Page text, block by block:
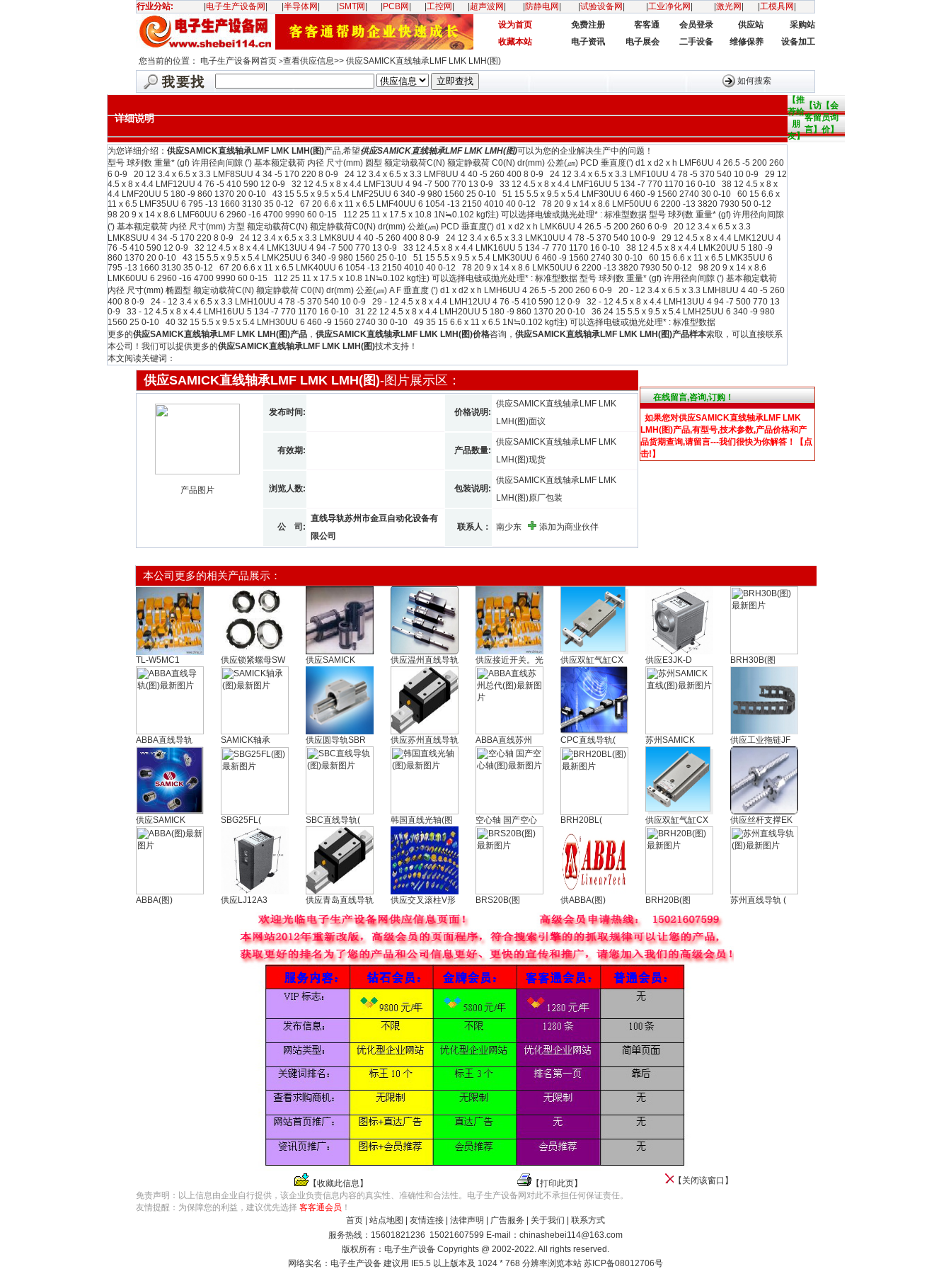
行业分站: 电子生产设备网 半导体网 SMT网 PCB网 工控网 超声波网 防静电网 试验设备网 工业净化网 激光网 工模具网
设为首页
免费注册 客客通 会员登录 供应站
采购站
收藏本站
电子资讯 电子展会 二手设备 维修保养
设备加工
您当前的位置： 电子生产设备网首页 >查看供应信息>> 供应SAMICK直线轴承LMF LMK LMH(图)
如何搜索
详细说明
【推
荐给
朋
友】
【访
客留
言】
【会
员询
价】
为您详细介绍： 供应SAMICK直线轴承LMF LMK LMH(图)产品,希望供应SAMICK直线轴承LMF LMK LMH(图)可以为您的企业解决生产中的问题！
型号 球列数 重量* (gf) 许用径向间隙 (') 基本额定载荷 内径 尺寸(mm) 圆型 额定动载荷C(N) 额定静载荷 C0(N) dr(mm) 公差(㎛) PCD 垂直度(') d1 x d2 x h LMF6UU 4 26.5 -5 200 260
6 0-9 20 12 3.4 x 6.5 x 3.3 LMF8SUU 4 34 -5 170 220 8 0-9 24 12 3.4 x 6.5 x 3.3 LMF8UU 4 40 -5 260 400 8 0-9 24 12 3.4 x 6.5 x 3.3 LMF10UU 4 78 -5 370 540 10 0-9 29 12
4.5 x 8 x 4.4 LMF12UU 4 76 -5 410 590 12 0-9 32 12 4.5 x 8 x 4.4 LMF13UU 4 94 -7 500 770 13 0-9 33 12 4.5 x 8 x 4.4 LMF16UU 5 134 -7 770 1170 16 0-10 38 12 4.5 x 8 x
4.4 LMF20UU 5 180 -9 860 1370 20 0-10 43 15 5.5 x 9.5 x 5.4 LMF25UU 6 340 -9 980 1560 25 0-10 51 15 5.5 x 9.5 x 5.4 LMF30UU 6 460 -9 1560 2740 30 0-10 60 15 6.6 x
11 x 6.5 LMF35UU 6 795 -13 1660 3130 35 0-12 67 20 6.6 x 11 x 6.5 LMF40UU 6 1054 -13 2150 4010 40 0-12 78 20 9 x 14 x 8.6 LMF50UU 6 2200 -13 3820 7930 50 0-12
98 20 9 x 14 x 8.6 LMF60UU 6 2960 -16 4700 9990 60 0-15 112 25 11 x 17.5 x 10.8 1N≒0.102 kgf注) 可以选择电镀或抛光处理* : 标准型数据 型号 球列数 重量* (gf) 许用径向间隙
(') 基本额定载荷 内径 尺寸(mm) 方型 额定动载荷C(N) 额定静载荷C0(N) dr(mm) 公差(㎛) PCD 垂直度(') d1 x d2 x h LMK6UU 4 26.5 -5 200 260 6 0-9 20 12 3.4 x 6.5 x 3.3
LMK8SUU 4 34 -5 170 220 8 0-9 24 12 3.4 x 6.5 x 3.3 LMK8UU 4 40 -5 260 400 8 0-9 24 12 3.4 x 6.5 x 3.3 LMK10UU 4 78 -5 370 540 10 0-9 29 12 4.5 x 8 x 4.4 LMK12UU 4
76 -5 410 590 12 0-9 32 12 4.5 x 8 x 4.4 LMK13UU 4 94 -7 500 770 13 0-9 33 12 4.5 x 8 x 4.4 LMK16UU 5 134 -7 770 1170 16 0-10 38 12 4.5 x 8 x 4.4 LMK20UU 5 180 -9
860 1370 20 0-10 43 15 5.5 x 9.5 x 5.4 LMK25UU 6 340 -9 980 1560 25 0-10 51 15 5.5 x 9.5 x 5.4 LMK30UU 6 460 -9 1560 2740 30 0-10 60 15 6.6 x 11 x 6.5 LMK35UU 6
795 -13 1660 3130 35 0-12 67 20 6.6 x 11 x 6.5 LMK40UU 6 1054 -13 2150 4010 40 0-12 78 20 9 x 14 x 8.6 LMK50UU 6 2200 -13 3820 7930 50 0-12 98 20 9 x 14 x 8.6
LMK60UU 6 2960 -16 4700 9990 60 0-15 112 25 11 x 17.5 x 10.8 1N≒0.102 kgf注) 可以选择电镀或抛光处理* : 标准型数据 型号 球列数 重量* (gf) 许用径向间隙 (') 基本额定载荷
内径 尺寸(mm) 椭圆型 额定动载荷C(N) 额定静载荷 C0(N) dr(mm) 公差(㎛) A F 垂直度 (') d1 x d2 x h LMH6UU 4 26.5 -5 200 260 6 0-9 20 - 12 3.4 x 6.5 x 3.3 LMH8UU 4 40 -5 260
400 8 0-9 24 - 12 3.4 x 6.5 x 3.3 LMH10UU 4 78 -5 370 540 10 0-9 29 - 12 4.5 x 8 x 4.4 LMH12UU 4 76 -5 410 590 12 0-9 32 - 12 4.5 x 8 x 4.4 LMH13UU 4 94 -7 500 770 13
0-9 33 - 12 4.5 x 8 x 4.4 LMH16UU 5 134 -7 770 1170 16 0-10 31 22 12 4.5 x 8 x 4.4 LMH20UU 5 180 -9 860 1370 20 0-10 36 24 15 5.5 x 9.5 x 5.4 LMH25UU 6 340 -9 980
1560 25 0-10 40 32 15 5.5 x 9.5 x 5.4 LMH30UU 6 460 -9 1560 2740 30 0-10 49 35 15 6.6 x 11 x 6.5 1N≒0.102 kgf注) 可以选择电镀或抛光处理* : 标准型数据
更多的供应SAMICK直线轴承LMF LMK LMH(图)产品， 供应SAMICK直线轴承LMF LMK LMH(图)价格咨询， 供应SAMICK直线轴承LMF LMK LMH(图)产品样本索取，可以直接联系
本公司！我们可以提供更多的供应SAMICK直线轴承LMF LMK LMH(图)技术支持！
本文阅读关键词：
供应SAMICK直线轴承LMF LMK LMH(图)-图片展示区：
产品图片
发布时间: 价格说明:
供应SAMICK直线轴承LMF LMK
LMH(图)面议
有效期: 产品数量:
供应SAMICK直线轴承LMF LMK
LMH(图)现货
浏览人数: 包装说明:
供应SAMICK直线轴承LMF LMK
LMH(图)原厂包装
公 司:
直线导轨苏州市金豆自动化设备有
限公司
联系人： 南少东 添加为商业伙伴
在线留言,咨询,订购！
如果您对供应SAMICK直线轴承LMF LMK
LMH(图)产品,有型号,技术参数,产品价格和产
品货期查询,请留言---我们很快为你解答！【点
击!】
本公司更多的相关产品展示：
TL-W5MC1 供应锁紧螺母SW 供应SAMICK 供应温州直线导轨 供应接近开关。光 供应双缸气缸CX 供应E3JK-D BRH30B(图
ABBA直线导轨 SAMICK轴承 供应圆导轨SBR 供应苏州直线导轨 ABBA直线苏州 CPC直线导轨( 苏州SAMICK 供应工业拖链JF
供应SAMICK SBG25FL( SBC直线导轨( 韩国直线光轴(图 空心轴 国产空心 BRH20BL( 供应双缸气缸CX 供应丝杆支撑EK
ABBA(图) 供应LJ12A3 供应青岛直线导轨 供应交叉滚柱V形 BRS20B(图 供ABBA(图) BRH20B(图 苏州直线导轨 (
【收藏此信息 】 【打印此页】 【 关闭该窗口 】
免责声明：以上信息由企业自行提供，该企业负责信息内容的真实性、准确性和合法性。电子生产设备网对此不承担任何保证责任。
友情提醒：为保障您的利益，建议优先选择 客客通会员 ！
首页
站点地图 友情连接 法律声明 广告服务 关于我们
联系方式
服务热线：15601821236 15021607599 E-mail： chinashebei114@163.com
版权所有：电子生产设备 Copyrights @ 2002-2022. All rights reserved.
网络实名： 电子生产设备 建议用 IE5.5 以上版本及 1024 * 768 分辨率浏览本站 苏ICP备08012706号